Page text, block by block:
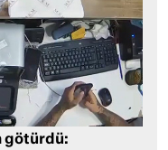
götürdü: